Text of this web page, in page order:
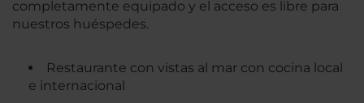
completamente equipado y el acceso es libre para
nuestros huéspedes.
Restaurante con vistas al mar con cocina local
e internacional